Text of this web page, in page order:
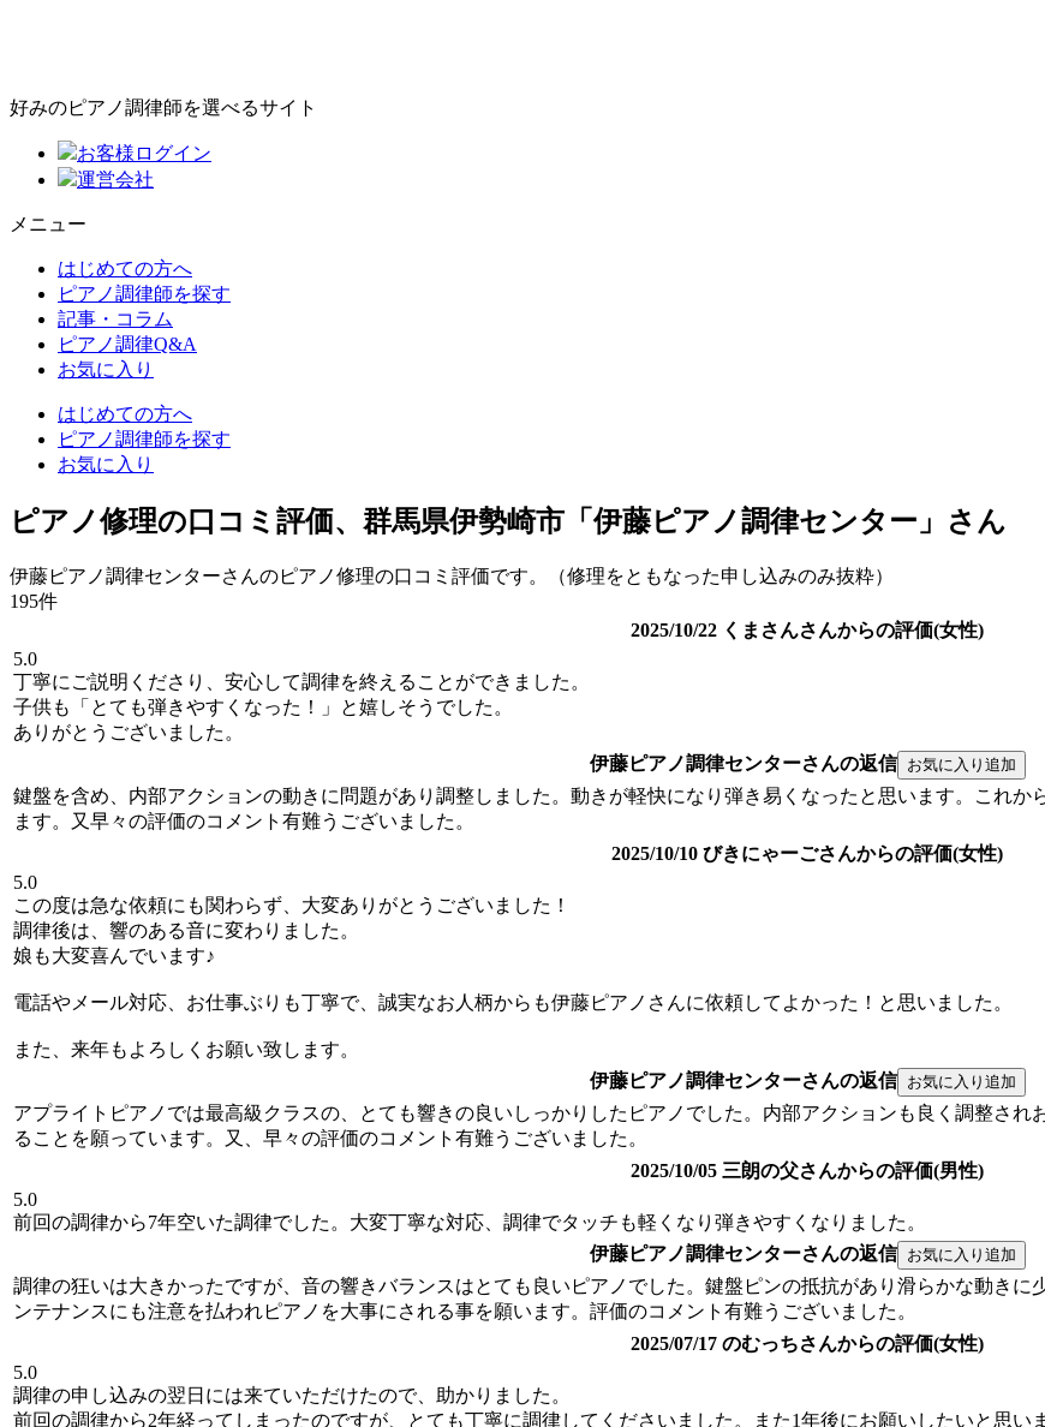
好みのピアノ調律師を選べるサイト
お客様ログイン
運営会社
メニュー
はじめての方へ
ピアノ調律師を探す
記事・コラム
ピアノ調律Q&A
お気に入り
はじめての方へ
ピアノ調律師を探す
お気に入り
ピアノ修理の口コミ評価、群馬県伊勢崎市「伊藤ピアノ調律センター」さん
伊藤ピアノ調律センターさんのピアノ修理の口コミ評価です。（修理をともなった申し込みのみ抜粋）
195件
2025/10/22 くまさんさんからの評価(女性)
5.0
丁寧にご説明くださり、安心して調律を終えることができました。
子供も「とても弾きやすくなった！」と嬉しそうでした。
ありがとうございました。
伊藤ピアノ調律センターさんの返信
鍵盤を含め、内部アクションの動きに問題があり調整しました。動きが軽快になり弾き易くなったと思います。これ
ます。又早々の評価のコメント有難うございました。
2025/10/10 びきにゃーごさんからの評価(女性)
5.0
この度は急な依頼にも関わらず、大変ありがとうございました！
調律後は、響のある音に変わりました。
娘も大変喜んでいます♪
電話やメール対応、お仕事ぶりも丁寧で、誠実なお人柄からも伊藤ピアノさんに依頼してよかった！と思いました。
また、来年もよろしくお願い致します。
伊藤ピアノ調律センターさんの返信
アプライトピアノでは最高級クラスの、とても響きの良いしっかりしたピアノでした。内部アクションも良く調整さ
ることを願っています。又、早々の評価のコメント有難うございました。
2025/10/05 三朗の父さんからの評価(男性)
5.0
前回の調律から7年空いた調律でした。大変丁寧な対応、調律でタッチも軽くなり弾きやすくなりました。
伊藤ピアノ調律センターさんの返信
調律の狂いは大きかったですが、音の響きバランスはとても良いピアノでした。鍵盤ピンの抵抗があり滑らかな動き
ンテナンスにも注意を払われピアノを大事にされる事を願います。評価のコメント有難うございました。
2025/07/17 のむっちさんからの評価(女性)
5.0
調律の申し込みの翌日には来ていただけたので、助かりました。
前回の調律から2年経ってしまったのですが、とても丁寧に調律してくださいました。また1年後にお願いしたいと思い